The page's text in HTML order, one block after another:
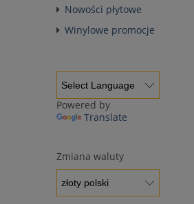
Nowości płytowe
Winylowe promocje
Powered by
Translate
Zmiana waluty